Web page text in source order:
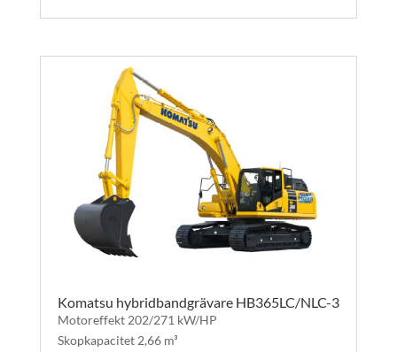
Komatsu hybridbandgrävare HB365LC/NLC-3
Motoreffekt 202/271 kW/HP
Skopkapacitet 2,66 m³